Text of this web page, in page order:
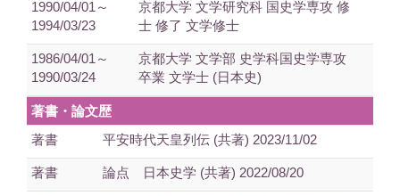
1990/04/01～
1994/03/23
京都大学 文学研究科 国史学専攻 修
士 修了 文学修士
1986/04/01～
1990/03/24
京都大学 文学部 史学科国史学専攻
卒業 文学士 (日本史)
著書・論文歴
著書
平安時代天皇列伝 (共著) 2023/11/02
著書 論点 日本史学 (共著) 2022/08/20